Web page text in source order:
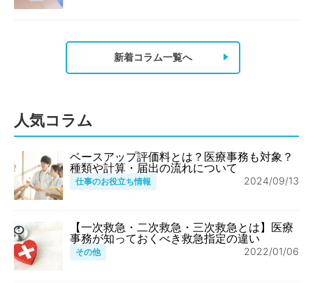
新着コラム一覧へ
人気コラム
ベースアップ評価料とは？医療事務も対象？
種類や計算・届出の流れについて
仕事のお役立ち情報 2024/09/13
【一次救急・二次救急・三次救急とは】医療
事務が知っておくべき救急指定の違い
その他 2022/01/06